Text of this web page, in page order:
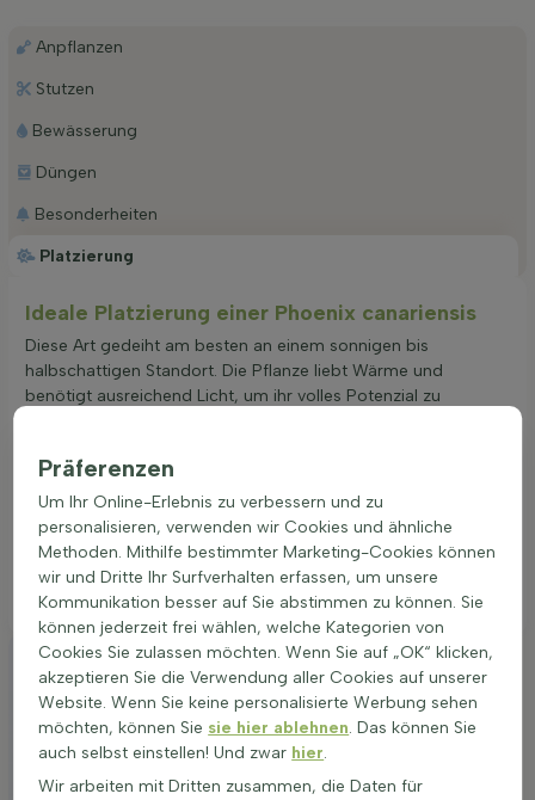
Platzierung
Anpflanzen
Stutzen
Bewässerung
Düngen
Besonderheiten
Ideale Platzierung einer Phoenix canariensis
Diese Art gedeiht am besten an einem sonnigen bis
halbschattigen Standort. Die Pflanze liebt Wärme und
benötigt ausreichend Licht, um ihr volles Potenzial zu
Vorliebe für Wärme sollte jedoch darauf geachtet werden,
dass die Pflanze vor den extremsten Wetterbedingungen wie
starkem Frost geschützt wird, da sie nur eine begrenzte
Winterhärte aufweist. Ein windgeschützter Platz minimiert das
Risiko von Frostschäden und ermöglicht der Pflanze ein
gesundes Wachstum.
Präferenzen
Um Ihr Online-Erlebnis zu verbessern und zu
personalisieren, verwenden wir Cookies und ähnliche
Methoden. Mithilfe bestimmter Marketing-Cookies können
wir und Dritte Ihr Surfverhalten erfassen, um unsere
Kommunikation besser auf Sie abstimmen zu können. Sie
können jederzeit frei wählen, welche Kategorien von
Cookies Sie zulassen möchten. Wenn Sie auf „OK“ klicken,
akzeptieren Sie die Verwendung aller Cookies auf unserer
Website. Wenn Sie keine personalisierte Werbung sehen
möchten, können Sie sie hier ablehnen. Das können Sie
auch selbst einstellen! Und zwar hier.
Wir arbeiten mit Dritten zusammen, die Daten für